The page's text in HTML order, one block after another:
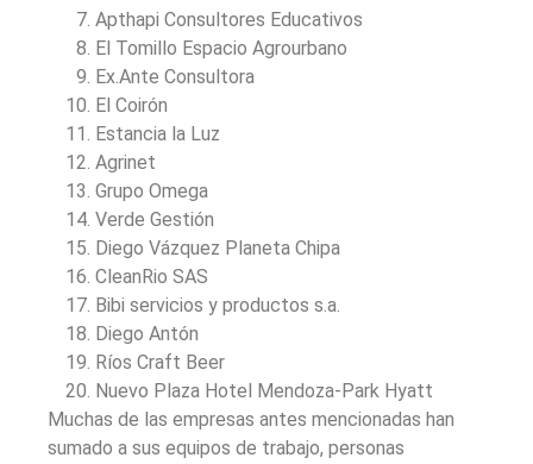
Apthapi Consultores Educativos
El Tomillo Espacio Agrourbano
Ex.Ante Consultora
El Coirón
Estancia la Luz
Agrinet
Grupo Omega
Verde Gestión
Diego Vázquez Planeta Chipa
CleanRio SAS
Bibi servicios y productos s.a.
Diego Antón
Ríos Craft Beer
Nuevo Plaza Hotel Mendoza-Park Hyatt
Muchas de las empresas antes mencionadas han
sumado a sus equipos de trabajo, personas